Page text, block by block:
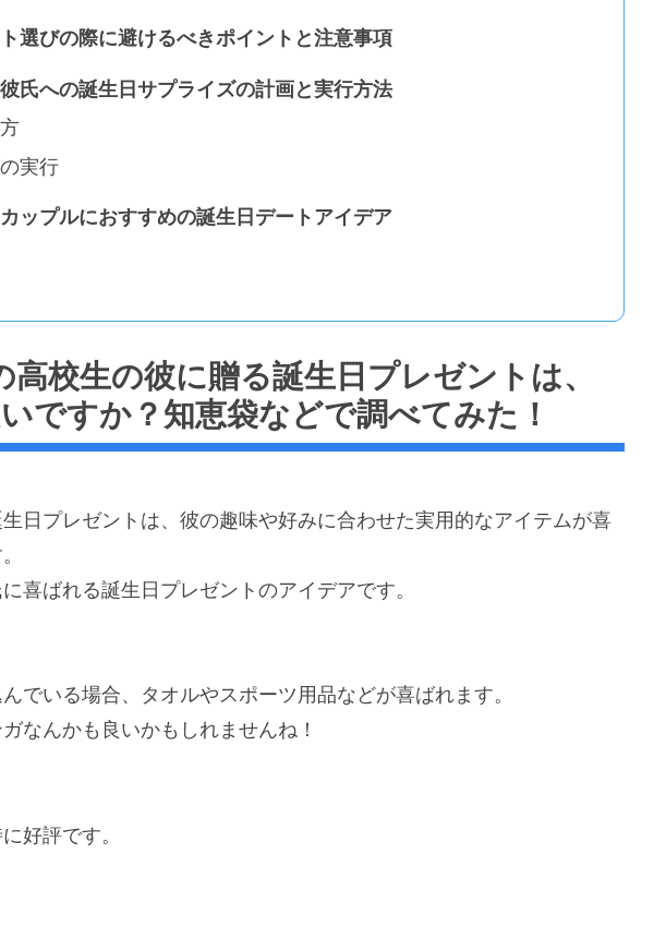
選びの際に避けるべきポイントと注意事項
氏への誕生日サプライズの計画と実行方法
実行
ップルにおすすめの誕生日デートアイデア
校生の彼に贈る誕生日プレゼントは、
ですか？知恵袋などで調べてみた！
日プレゼントは、彼の趣味や好みに合わせた実用的なアイテムが喜
喜ばれる誕生日プレゼントのアイデアです。
でいる場合、タオルやスポーツ用品などが喜ばれます。
なんかも良いかもしれませんね！
好評です。